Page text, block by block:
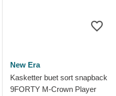
New Era
Kasketter buet sort snapback
9FORTY M-Crown Player